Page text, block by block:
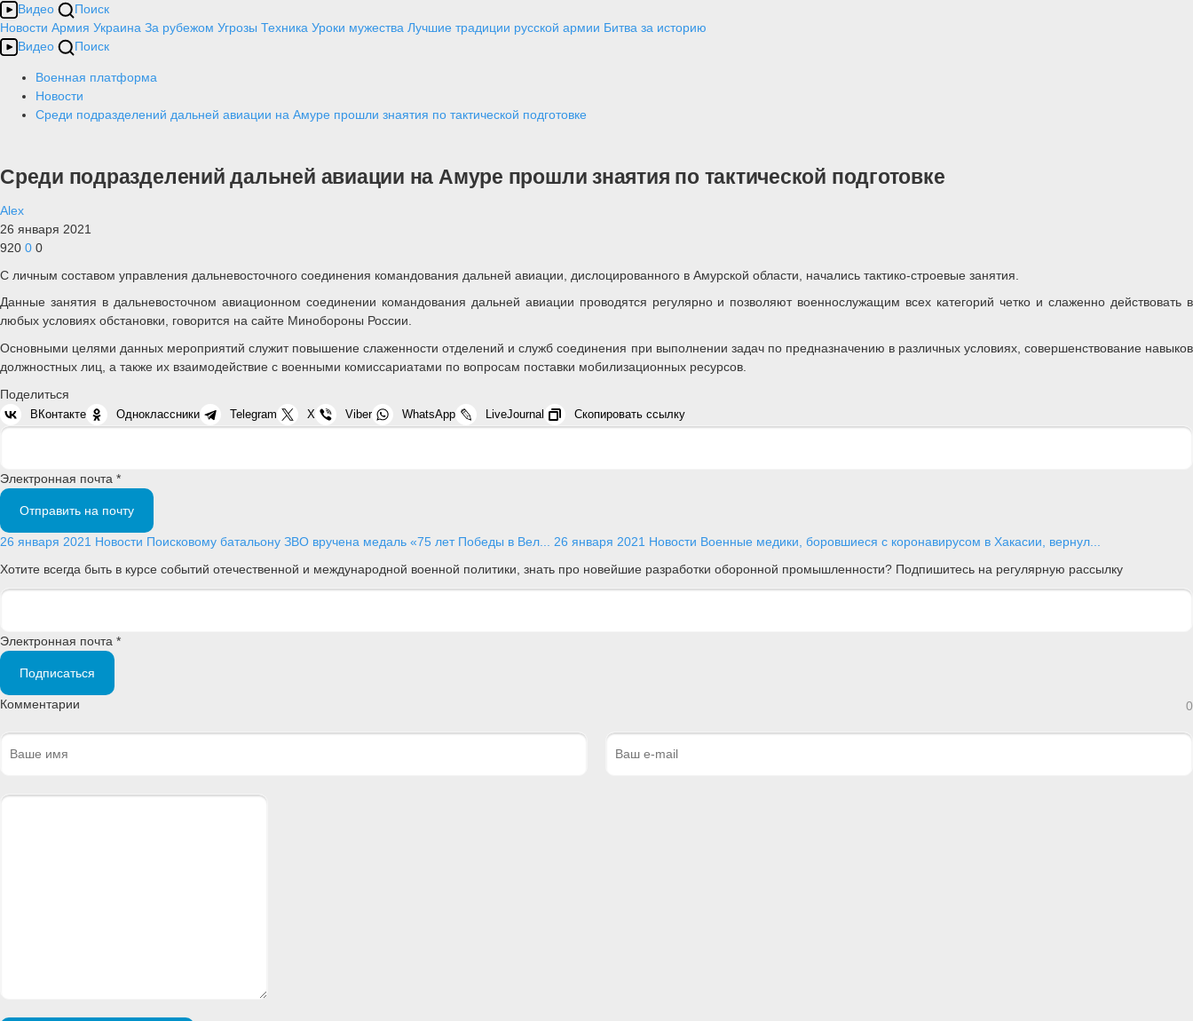
Видео
Поиск
Новости Армия Украина За рубежом Угрозы Техника Уроки мужества Лучшие традиции русской армии Битва за историю
Видео
Поиск
Военная платформа
Новости
Среди подразделений дальней авиации на Амуре прошли знаятия по тактической подготовке
Среди подразделений дальней авиации на Амуре прошли знаятия по тактической подготовке
Alex
26 января 2021
920 0 0
С личным составом управления дальневосточного соединения командования дальней авиации, дислоцированного в Амурской области, начались тактико-строевые занятия.
Данные занятия в дальневосточном авиационном соединении командования дальней авиации проводятся регулярно и позволяют военнослужащим всех категорий четко и слаженно действовать в
любых условиях обстановки, говорится на сайте Минобороны России.
Основными целями данных мероприятий служит повышение слаженности отделений и служб соединения при выполнении задач по предназначению в различных условиях, совершенствование навыков
должностных лиц, а также их взаимодействие с военными комиссариатами по вопросам поставки мобилизационных ресурсов.
Поделиться
ВКонтакте Одноклассники Telegram X Viber WhatsApp LiveJournal Скопировать ссылку
Электронная почта *
Отправить на почту
26 января 2021 Новости Поисковому батальону ЗВО вручена медаль «75 лет Победы в Вел... 26 января 2021 Новости Военные медики, боровшиеся с коронавирусом в Хакасии, вернул...
Хотите всегда быть в курсе событий отечественной и международной военной политики, знать про новейшие разработки оборонной промышленности? Подпишитесь на регулярную рассылку
Электронная почта *
Подписаться
Комментарии 0